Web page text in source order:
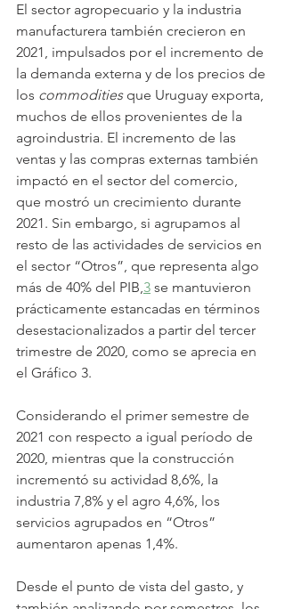
El sector agropecuario y la industria
manufacturera también crecieron en
2021, impulsados por el incremento de
la demanda externa y de los precios de
los commodities que Uruguay exporta,
muchos de ellos provenientes de la
agroindustria. El incremento de las
ventas y las compras externas también
impactó en el sector del comercio,
que mostró un crecimiento durante
2021. Sin embargo, si agrupamos al
resto de las actividades de servicios en
el sector “Otros”, que representa algo
más de 40% del PIB,3 se mantuvieron
prácticamente estancadas en términos
desestacionalizados a partir del tercer
trimestre de 2020, como se aprecia en
el Gráfico 3.
Considerando el primer semestre de
2021 con respecto a igual período de
2020, mientras que la construcción
incrementó su actividad 8,6%, la
industria 7,8% y el agro 4,6%, los
servicios agrupados en “Otros”
aumentaron apenas 1,4%.
Desde el punto de vista del gasto, y